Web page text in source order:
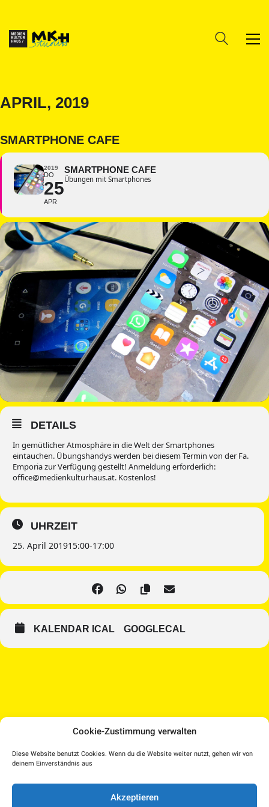
Cookie-Zustimmung verwalten
Diese Website benutzt Cookies. Wenn du die Website weiter nutzt, gehen wir von
deinem Einverständnis aus
Akzeptieren
APRIL, 2019
SMARTPHONE CAFE
2019
DO
25
APR
SMARTPHONE CAFE
Übungen mit Smartphones
DETAILS
In gemütlicher Atmosphäre in die Welt der Smartphones
eintauchen. Übungshandys werden bei diesem Termin von der Fa.
Emporia zur Verfügung gestellt! Anmeldung erforderlich:
office@medienkulturhaus.at. Kostenlos!
UHRZEIT
25. April 201915:00-17:00
KALENDAR ICAL GOOGLECAL
YouTube
Dorf TV
Medien Kultur Haus |
Pollheimerstraße 17 | 4600 Wels
office@medienkulturhaus.at